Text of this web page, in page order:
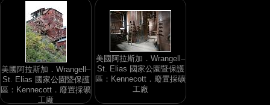
美國阿拉斯加．Wrangell–
St. Elias 國家公園暨保護
區：Kennecott．廢置採礦
工廠
美國阿拉斯加．Wrangell–
St. Elias 國家公園暨保護
區：Kennecott．廢置採礦
工廠